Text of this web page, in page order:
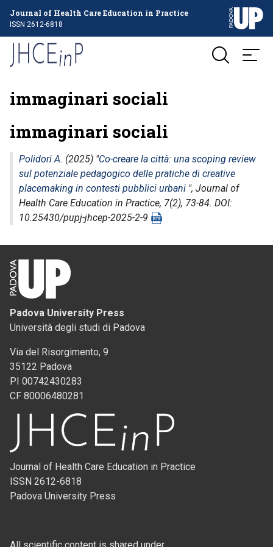
Journal of Health Care Education in Practice
ISSN 2612-6818
immaginari sociali
immaginari sociali
Polidori A. (2025) "Co-creare la città: una scoping review
sul potenziale pedagogico delle pratiche di creative
placemaking in contesti pubblici urbani ", Journal of
Health Care Education in Practice, 7(2), 73-84. DOI:
10.25430/pupj-jhcep-2025-2-9
Padova University Press
Università degli studi di Padova
Via del Risorgimento, 9
35122 Padova
PI 00742430283
CF 80006480281
Journal of Health Care Education in Practice
ISSN 2612-6818
Padova University Press